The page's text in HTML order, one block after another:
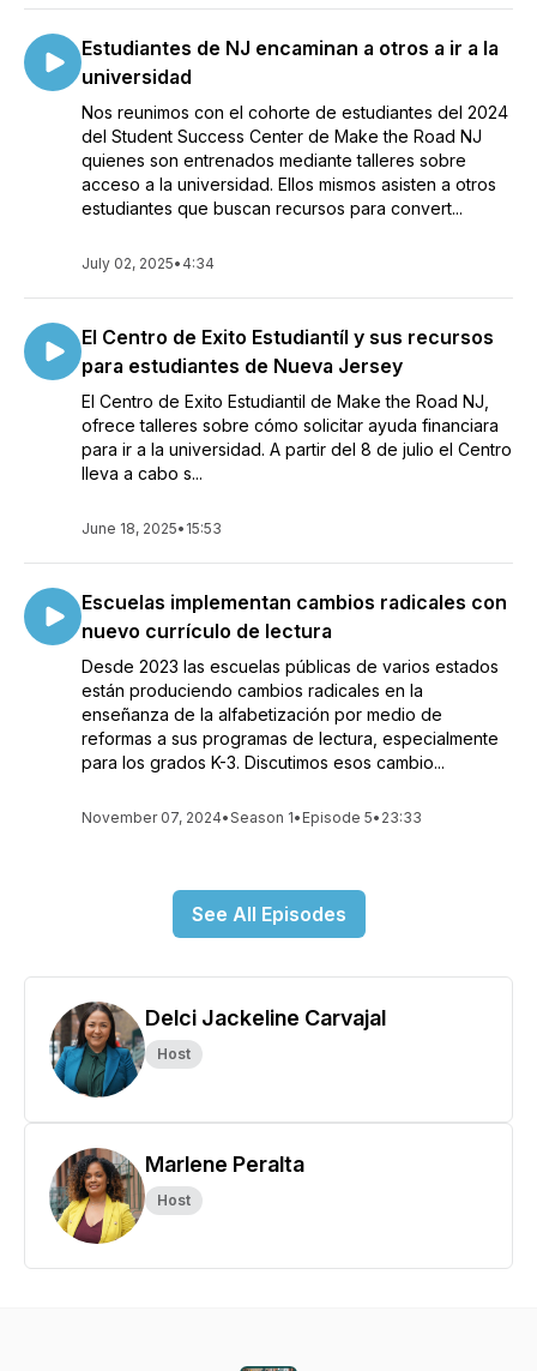
Estudiantes de NJ encaminan a otros a ir a la
universidad
Nos reunimos con el cohorte de estudiantes del 2024
del Student Success Center de Make the Road NJ
quienes son entrenados mediante talleres sobre
acceso a la universidad. Ellos mismos asisten a otros
estudiantes que buscan recursos para convert...
July 02, 2025• 4:34
El Centro de Exito Estudiantíl y sus recursos
para estudiantes de Nueva Jersey
El Centro de Exito Estudiantil de Make the Road NJ,
ofrece talleres sobre cómo solicitar ayuda financiara
para ir a la universidad. A partir del 8 de julio el Centro
lleva a cabo s...
June 18, 2025• 15:53
Escuelas implementan cambios radicales con
nuevo currículo de lectura
Desde 2023 las escuelas públicas de varios estados
están produciendo cambios radicales en la
enseñanza de la alfabetización por medio de
reformas a sus programas de lectura, especialmente
para los grados K-3. Discutimos esos cambio...
November 07, 2024•Season 1• Episode 5• 23:33
See All Episodes
Delci Jackeline Carvajal
Host
Marlene Peralta
Host